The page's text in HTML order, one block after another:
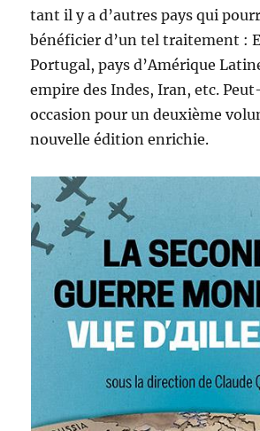
tant il y a d’autres pays qui
bénéficier d’un tel traitement :
Portugal, pays d’Amérique
empire des Indes, Iran, etc.
occasion pour un deuxième
nouvelle édition enrichie.